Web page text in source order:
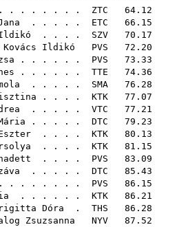
. . . . . . . ZTC 64.12
. . . . . ETC 66.15
. . . . SZV 70.17
Ildikó PVS 72.20
. . . . . . PVS 73.33
. . . . . . TTE 74.36
. . . . . SMA 76.28
. . . . KTK 77.07
. . . . . VTC 77.21
. . . . . DTC 79.23
. . . . KTK 80.13
. . . . KTK 81.15
. . . . PVS 83.09
. . . . . DTC 85.43
. . . . . . . PVS 86.15
. . . . . . KTK 86.21
Dóra . THS 86.28
Zsuzsanna NYV 87.52